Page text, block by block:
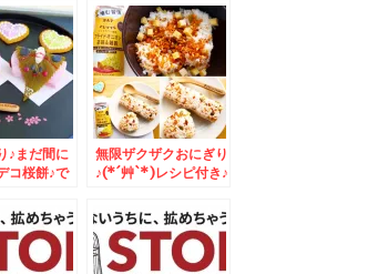
♪まだ間に
コ桜餅♪で
無限ザクザクおにぎり
♪(*´艸`*)レシピ付き♪